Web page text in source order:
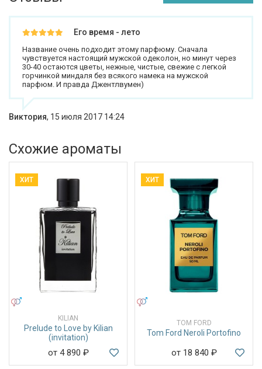
Его время - лето
Название очень подходит этому парфюму. Сначала
чувствуется настоящий мужской одеколон, но минут через
30-40 остаются цветы, нежные, чистые, свежие с легкой
горчинкой миндаля без всякого намека на мужской
парфюм. И правда Джентлвумен)
Виктория, 15 июля 2017 14:24
Схожие ароматы
ХИТ
KILIAN
Prelude to Love by Kilian
(invitation)
от 4 890 ₽
ХИТ
TOM FORD
Tom Ford Neroli Portofino
от 18 840 ₽